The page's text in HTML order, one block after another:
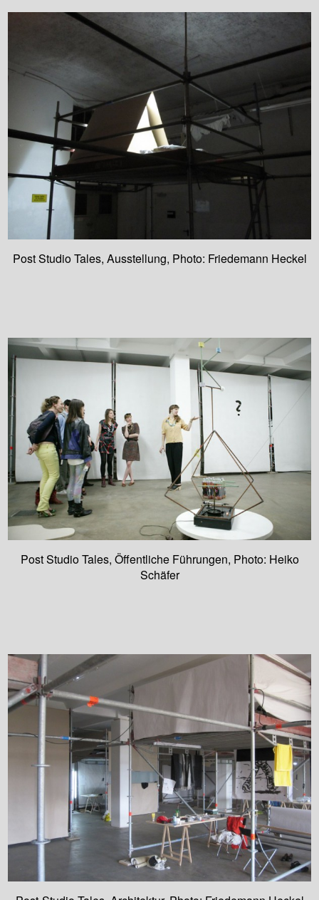
Post Studio Tales, Ausstellung, Photo: Friedemann Heckel
Post Studio Tales, Öffentliche Führungen, Photo: Heiko
Schäfer